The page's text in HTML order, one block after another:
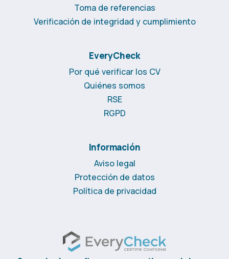
Toma de referencias
Verificación de integridad y cumplimiento
EveryCheck
Por qué verificar los CV
Quiénes somos
RSE
RGPD
Información
Aviso legal
Protección de datos
Política de privacidad